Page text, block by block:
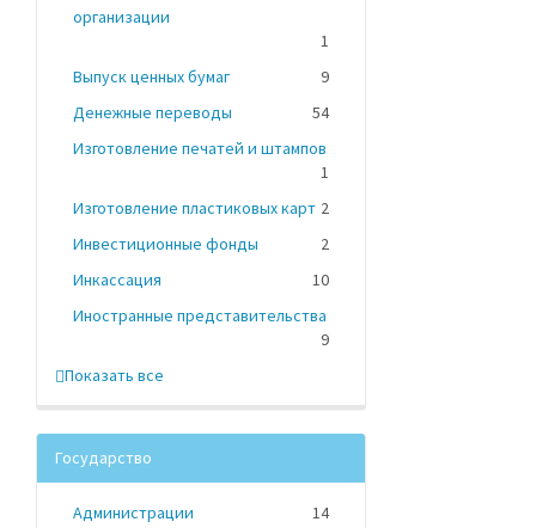
организации
1
Выпуск ценных бумаг
9
Денежные переводы
54
Изготовление печатей и штампов
1
Изготовление пластиковых карт 2
Инвестиционные фонды
2
Инкассация
10
Иностранные представительства
9
Показать все
Государство
Администрации
14